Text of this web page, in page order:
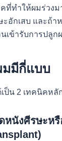
คที่ทำให้ผมร่วง
อักเสบ และถ้า
เข้ารับการปลูก
มมีกี่แบบ
ป็น 2 เทคนิคหลั
นังศีรษะหรื